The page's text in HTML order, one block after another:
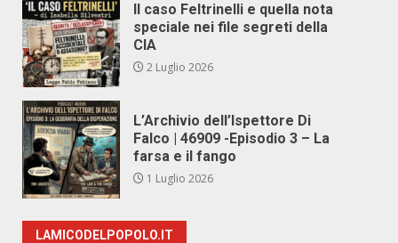
Il caso Feltrinelli e quella nota
speciale nei file segreti della
CIA
2 Luglio 2026
L’Archivio dell’Ispettore Di
Falco | 46909 -Episodio 3 – La
farsa e il fango
1 Luglio 2026
LAMICODELPOPOLO.IT